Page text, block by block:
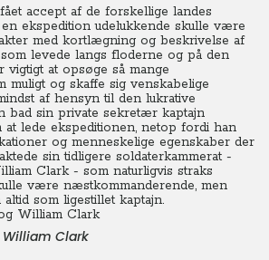
accept af de forskellige landes
en ekspedition udelukkende skulle være
med kortlægning og beskrivelse af
levede langs floderne og på den
at opsøge så mange
muligt og skaffe sig venskabelige
af hensyn til den lukrative
bad sin private sekretær kaptajn
at lede ekspeditionen, netop fordi han
og menneskelige egenskaber der
sin tidligere soldaterkammerat -
Clark - som naturligvis straks
være næstkommanderende, men
som ligestillet kaptajn.
William Clark